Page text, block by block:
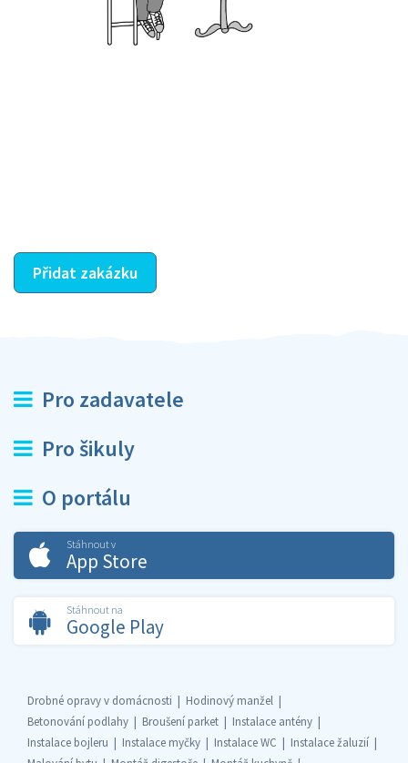
Přidat zakázku
Pro zadavatele
Pro šikuly
O portálu
Stáhnout v
App Store
Stáhnout na
Google Play
Drobné opravy v domácnosti
Hodinový manžel
Betonování podlahy
Broušení parket
Instalace antény
Instalace bojleru
Instalace myčky Instalace WC
Instalace žaluzií